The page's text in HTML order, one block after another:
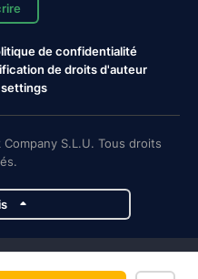
de confidentialité
de droits d'auteur
S.L.U. Tous droits